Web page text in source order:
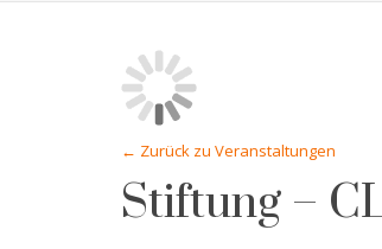
← Zurück zu Veranstaltungen
Stiftung –